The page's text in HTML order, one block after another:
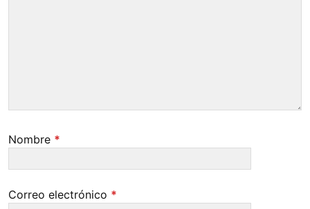
Nombre *
Correo electrónico *